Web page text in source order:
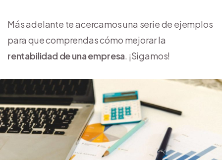
Más adelante te acercamos una serie de ejemplos
para que comprendas cómo mejorar la
rentabilidad de una empresa. ¡Sigamos!